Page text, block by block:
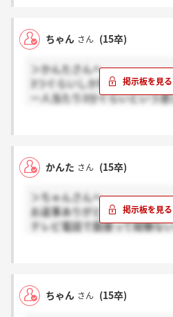
ちゃん さん (15卒)
＞かんたさんへ
3つぐらいしか質問はなかった
一人当たり3分ぐらいという
かんた さん (15卒)
＞ちゃんさんへ
お返事ありがとうございます！
テレビ電話で面接って経験な
集団面接で20分～30分とな
ちゃん さん (15卒)